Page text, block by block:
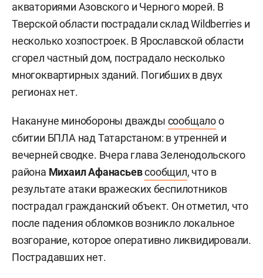
акваториями Азовского и Черного морей. В
Тверской области пострадали склад Wildberries и
несколько хозпостроек. В Ярославской области
сгорел частный дом, пострадало несколько
многоквартирных зданий. Погибших в двух
регионах нет.
Накануне минобороны дважды сообщалоо
сбитии БПЛА над Татарстаном: в утренней и
вечерней сводке. Вчера глава Зеленодольского
района Михаил Афанасьевсообщил, что в
результате атаки вражеских беспилотников
пострадал гражданский объект. Он отметил, что
после падения обломков возникло локальное
возгорание, которое оперативно ликвидировали.
Пострадавших нет.